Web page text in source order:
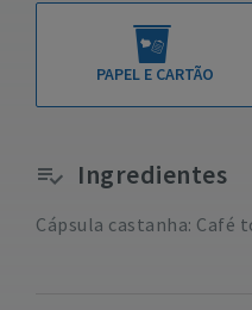
PAPEL E CARTÃO
Ingredientes
Cápsula castanha: Café